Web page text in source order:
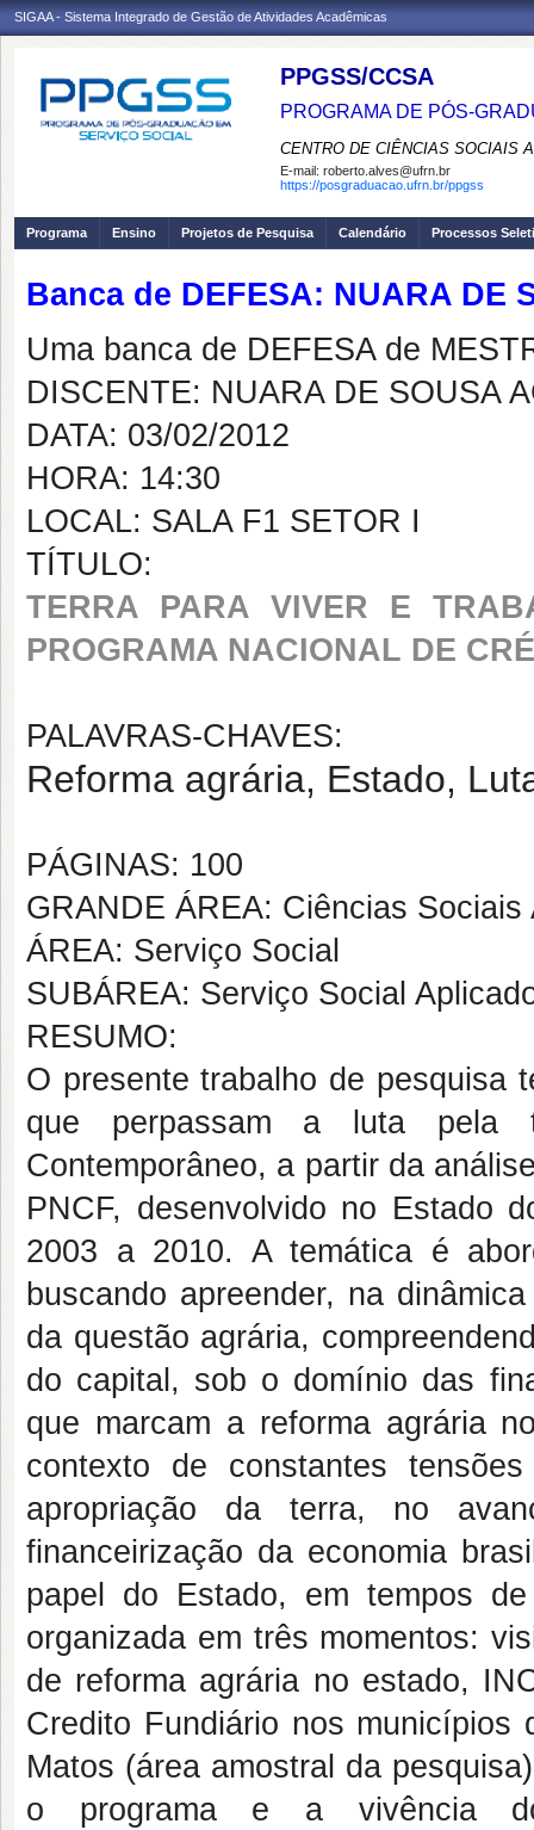
SIGAA - Sistema Integrado de Gestão de Atividades Acadêmicas
PPGSS/CCSA
PROGRAMA DE PÓS-
CENTRO DE CIÊNCIAS SOCIAIS
E-mail: roberto.alves@ufrn.br
https://posgraduacao.ufrn.br/ppgss
Programa Ensino Projetos de Pesquisa Calendário Processos
Banca de DEFESA: NUARA DE
Uma banca de DEFESA de
DISCENTE: NUARA DE SOUSA
DATA: 03/02/2012
HORA: 14:30
LOCAL: SALA F1 SETOR I
TÍTULO:
TERRA PARA VIVER E
PROGRAMA NACIONAL DE
PALAVRAS-CHAVES:
Reforma agrária, Estado,
PÁGINAS: 100
GRANDE ÁREA: Ciências Sociais
ÁREA: Serviço Social
SUBÁREA: Serviço Social
RESUMO:
O presente trabalho de pesquisa
que perpassam a luta pela
Contemporâneo, a partir da
PNCF, desenvolvido no Estado
2003 a 2010. A temática é
buscando apreender, na
da questão agrária,
do capital, sob o domínio das
que marcam a reforma agrária
contexto de constantes
apropriação da terra, no
financeirização da economia
papel do Estado, em tempos
organizada em três momentos:
de reforma agrária no estado,
Credito Fundiário nos municípios
Matos (área amostral da
o programa e a vivência